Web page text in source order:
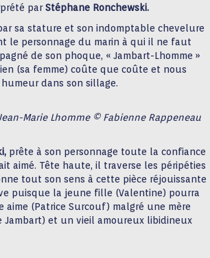
parStéphane Ronchewski.
sa stature et son indomptable chevelure
le personnage du marin à qui il ne faut
de son phoque, « Jambart-Lhomme »
(sa femme) coûte que coûte et nous
dans son sillage.
Marie Lhomme © Fabienne Rappeneau
prête à son personnage toute la confiance
aimé. Tête haute, il traverse les péripéties
tout son sens à cette pièce réjouissante
puisque la jeune fille (Valentine) pourra
aime (Patrice Surcouf) malgré une mère
Jambart) et un vieil amoureux libidineux